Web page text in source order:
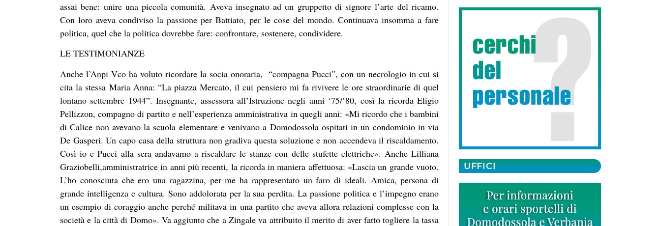
assai bene: unire una piccola comunità. Aveva insegnato ad un gruppetto di signore l’arte del ricamo.
Con loro aveva condiviso la passione per Battiato, per le cose del mondo. Continuava insomma a fare
politica, quel che la politica dovrebbe fare: confrontare, sostenere, condividere.
LE TESTIMONIANZE
Anche l’Anpi Vco ha voluto ricordare la socia onoraria, “compagna Pucci”, con un necrologio in cui si
cita la stessa Maria Anna: “La piazza Mercato, il cui pensiero mi fa rivivere le ore straordinarie di quel
lontano settembre 1944”. Insegnante, assessora all’Istruzione negli anni ‘75/’80, così la ricorda Eligio
Pellizzon, compagno di partito e nell’esperienza amministrativa in quegli anni: «Mi ricordo che i bambini
di Calice non avevano la scuola elementare e venivano a Domodossola ospitati in un condominio in via
De Gasperi. Un capo casa della struttura non gradiva questa soluzione e non accendeva il riscaldamento.
Così io e Pucci alla sera andavamo a riscaldare le stanze con delle stufette elettriche». Anche Lilliana
Graziobelli,amministratrice in anni più recenti, la ricorda in maniera affettuosa: «Lascia un grande vuoto.
L’ho conosciuta che ero una ragazzina, per me ha rappresentato un faro di ideali. Amica, persona di
grande intelligenza e cultura. Sono addolorata per la sua perdita. La passione politica e l’impegno erano
un esempio di coraggio anche perché militava in una partito che aveva allora relazioni complesse con la
società e la città di Domo». Va aggiunto che a Zingale va attribuito il merito di aver fatto togliere la tassa
UFFICI